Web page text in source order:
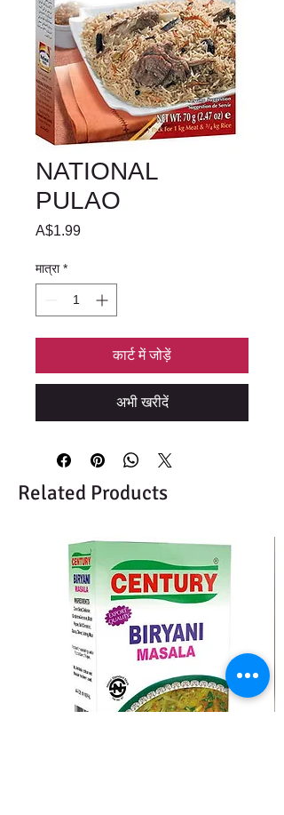
NATIONAL
PULAO
A$1.99मूल्य
मात्रा *
कार्ट में जोड़ें
अभी खरीदें
Related Products